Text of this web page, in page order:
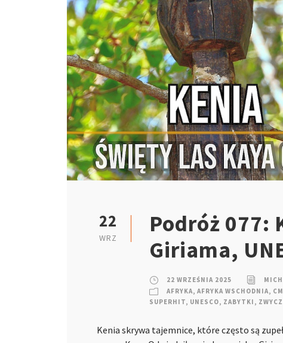
22
WRZ
Podróż 077:
Giriama,
22 WRZEŚNIA 2025
AFRYKA, AFRYKA WSCHODNIA,
SUPERHIT, UNESCO, ZABYTKI ,
Kenia skrywa tajemnice, które często są